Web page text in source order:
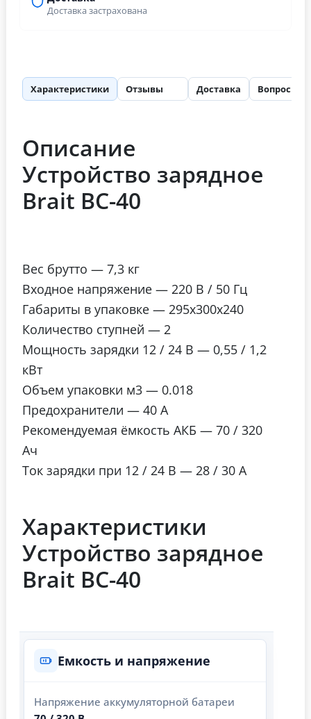
Доставка застрахована
Характеристики Отзывы Доставка Вопросы
Описание
Устройство зарядное
Brait BC-40
Вес брутто — 7,3 кг
Входное напряжение — 220 В / 50 Гц
Габариты в упаковке — 295х300х240
Количество ступней — 2
Мощность зарядки 12 / 24 В — 0,55 / 1,2
кВт
Объем упаковки м3 — 0.018
Предохранители — 40 А
Рекомендуемая ёмкость АКБ — 70 / 320
Ач
Ток зарядки при 12 / 24 В — 28 / 30 А
Характеристики
Устройство зарядное
Brait BC-40
Емкость и напряжение
Напряжение аккумуляторной батареи